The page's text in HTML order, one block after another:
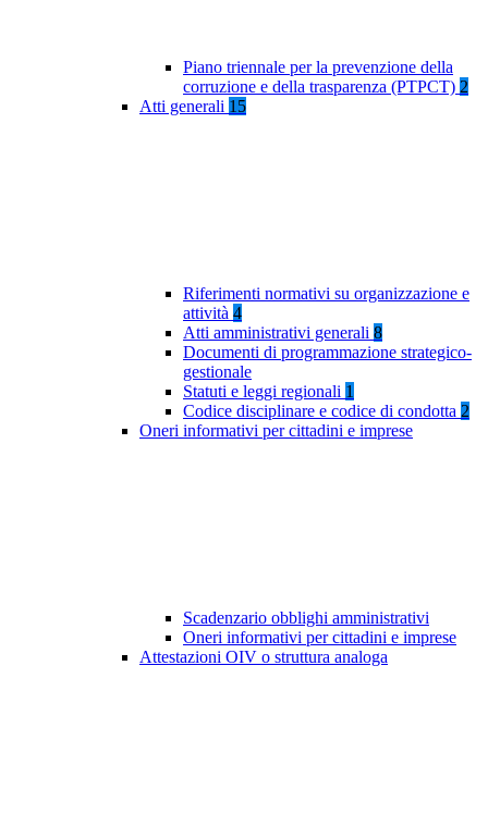
Piano triennale per la prevenzione della
corruzione e della trasparenza (PTPCT) 2
Atti generali 15
Riferimenti normativi su organizzazione e
attività 4
Atti amministrativi generali 8
Documenti di programmazione strategico-
gestionale
Statuti e leggi regionali 1
Codice disciplinare e codice di condotta 2
Oneri informativi per cittadini e imprese
Scadenzario obblighi amministrativi
Oneri informativi per cittadini e imprese
Attestazioni OIV o struttura analoga